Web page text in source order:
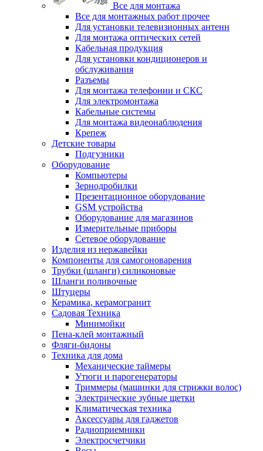
Все для монтажа
Все для монтажных работ прочее
Для установки телевизионных антенн
Для монтажа оптических сетей
Кабельная продукция
Для установки кондиционеров и
обслуживания
Разъемы
Для монтажа телефонии и СКС
Для электромонтажа
Кабельные системы
Для монтажа видеонаблюдения
Крепеж
Детские товары
Подгузники
Оборудование
Компьютеры
Зернодробилки
Презентационное оборудование
GSM устройства
Оборудование для магазинов
Измерительные приборы
Сетевое оборудование
Изделия из нержавейки
Компоненты для самогоноварения
Трубки (шланги) силиконовые
Шланги поливочные
Штуцеры
Керамика, керамогранит
Садовая Техника
Минимойки
Пена-клей монтажный
Фляги-бидоны
Техника для дома
Механические таймеры
Утюги и парогенераторы
Триммеры (машинки для стрижки волос)
Электрические зубные щетки
Климатическая техника
Аксессуары для гаджетов
Радиоприемники
Электросчетчики